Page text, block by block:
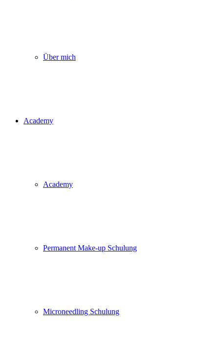
Über mich
Academy
Academy
Permanent Make-up Schulung
Microneedling Schulung